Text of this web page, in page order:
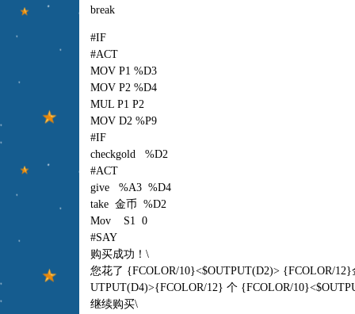
break
#IF
#ACT
MOV P1 %D3
MOV P2 %D4
MUL P1 P2
MOV D2 %P9
#IF
checkgold %D2
#ACT
give %A3 %D4
take 金币 %D2
Mov S1 0
#SAY
购买成功！\
您花了 {FCOLOR/10}<$OUTPUT(D2)> {FCOLOR/
UTPUT(D4)>{FCOLOR/12} 个 {FCOLOR/
继续购买\